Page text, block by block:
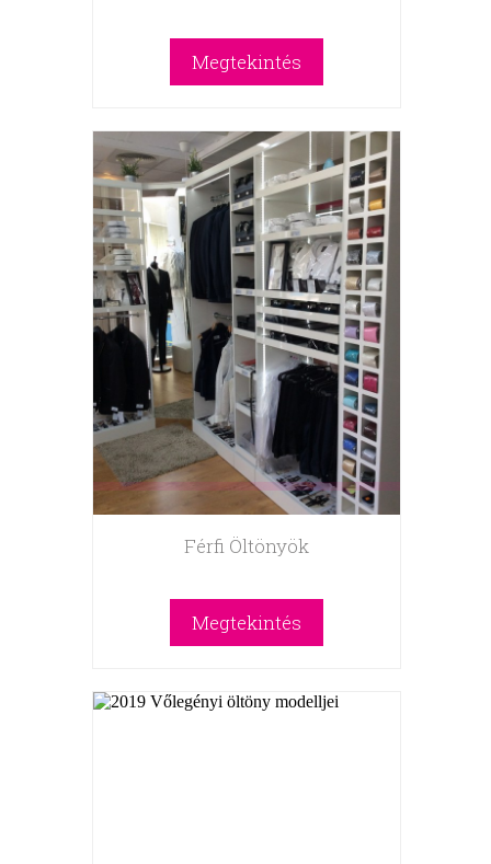
Megtekintés
Férfi Öltönyök
Megtekintés